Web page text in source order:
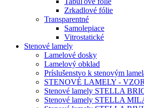
Zrkadlové fólie
Transparentné
Samolepiace
Vitrostatické
Stenové lamely
Lamelové dosky
Lamelový obklad
Príslušenstvo k stenovým
STENOVÉ LAMELY -
Stenové lamely STELLA
Stenové lamely STELLA